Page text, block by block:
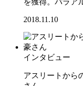
を獲得。パラア
2018.11.10
インタビュー
アスリートから